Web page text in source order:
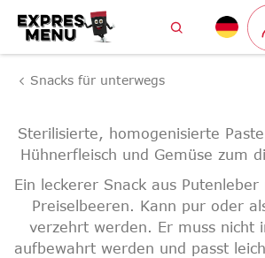
Inhalt
springen
Suchen
Snacks für unterwegs
Sterilisierte, homogenisierte
Hühnerfleisch und Gemüse zum
Ein leckerer Snack aus Putenleber
Preiselbeeren. Kann pur oder
verzehrt werden. Er muss nicht
aufbewahrt werden und passt